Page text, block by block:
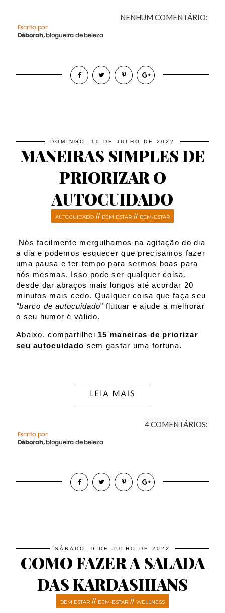
NENHUM COMENTÁRIO:
DOMINGO, 10 DE JULHO DE 2022
MANEIRAS SIMPLES DE
PRIORIZAR O
AUTOCUIDADO
AUTOCUIDADO // BEM ESTAR // BEM-ESTAR
Nós facilmente mergulhamos na agitação do dia
a dia e podemos esquecer que precisamos fazer
uma pausa e ter tempo para sermos boas para
nós mesmas. Isso pode ser qualquer coisa,
desde dar abraços mais longos até acordar 20
minutos mais cedo. Qualquer coisa que faça seu
"barco de autocuidado" flutuar e ajude a melhorar
o seu humor é válido.
Abaixo, compartilhei 15 maneiras de priorizar
seu autocuidado sem gastar uma fortuna.
4 COMENTÁRIOS:
SÁBADO, 9 DE JULHO DE 2022
COMO FAZER A SALADA
DAS KARDASHIANS
BEM ESTAR // BEM-ESTAR // WELLNESS